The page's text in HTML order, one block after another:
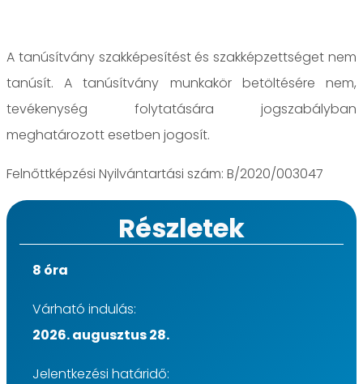
A tanúsítvány szakképesítést és szakképzettséget nem
tanúsít. A tanúsítvány munkakör betöltésére nem,
tevékenység folytatására jogszabályban
meghatározott esetben jogosít.
Felnőttképzési Nyilvántartási szám: B/2020/003047
Részletek
8 óra
Várható indulás:
2026. augusztus 28.
Jelentkezési határidő: